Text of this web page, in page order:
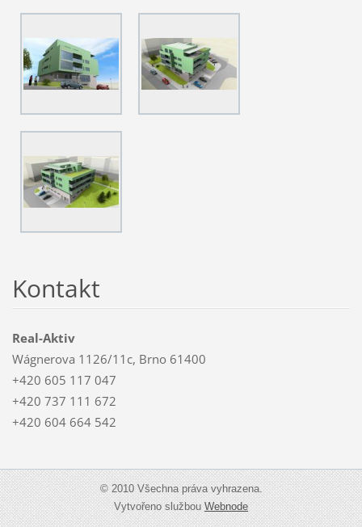
Kontakt
Real-Aktiv
Wágnerova 1126/11c, Brno 61400
+420 605 117 047
+420 737 111 672
+420 604 664 542
© 2010 Všechna práva vyhrazena.
Vytvořeno službouWebnode